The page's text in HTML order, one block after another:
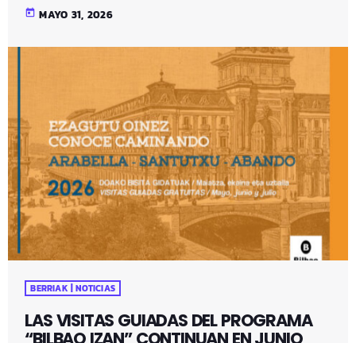
today MAYO 31, 2026
BERRIAK | NOTICIAS
LAS VISITAS GUIADAS DEL PROGRAMA